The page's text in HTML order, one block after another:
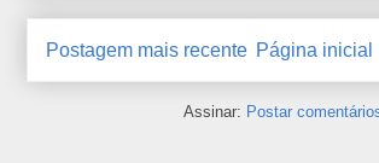
Postagem mais recente Página inicial
Assinar: Postar